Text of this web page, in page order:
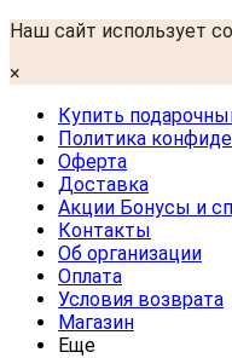
Наш сайт использует
×
Купить
Политика
Оферта
Доставка
Акции Бонусы и
Контакты
Об организации
Оплата
Условия возврата
Магазин
Еще